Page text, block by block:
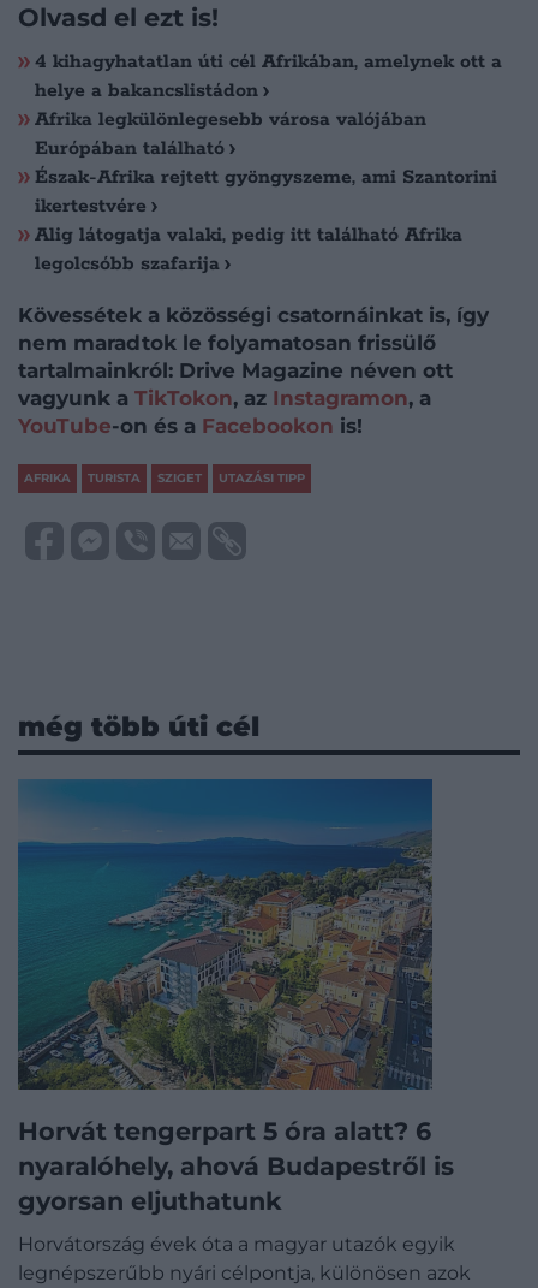
Olvasd el ezt is!
4 kihagyhatatlan úti cél Afrikában, amelynek ott a
helye a bakancslistádon
Afrika legkülönlegesebb városa valójában
Európában található
Észak-Afrika rejtett gyöngyszeme, ami Szantorini
ikertestvére
Alig látogatja valaki, pedig itt található Afrika
legolcsóbb szafarija
Kövessétek a közösségi csatornáinkat is, így
nem maradtok le folyamatosan frissülő
tartalmainkról: Drive Magazine néven ott
vagyunk a TikTokon, az Instagramon, a
YouTube-on és a Facebookon is!
AFRIKA TURISTA SZIGET UTAZÁSI TIPP
még több úti cél
Horvát tengerpart 5 óra alatt? 6
nyaralóhely, ahová Budapestről is
gyorsan eljuthatunk
Horvátország évek óta a magyar utazók egyik
legnépszerűbb nyári célpontja, különösen azok